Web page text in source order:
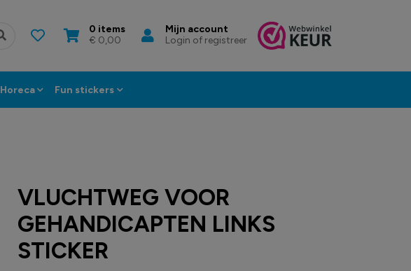
0 items
€ 0,00
Mijn account
Login of registreer
Horeca Fun stickers
VLUCHTWEG VOOR
GEHANDICAPTEN LINKS
STICKER